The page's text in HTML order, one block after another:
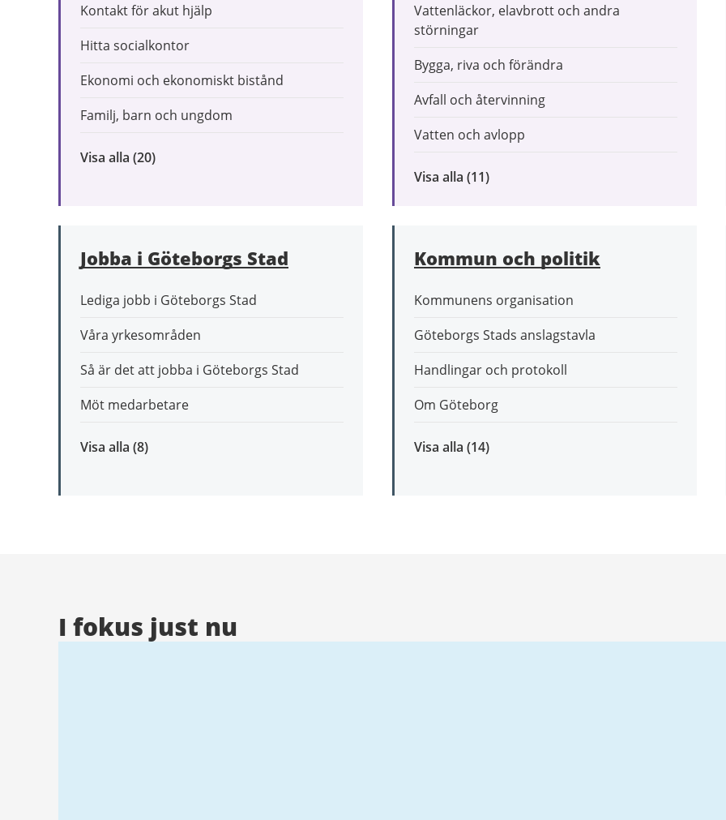
Kontakt för akut hjälp
Hitta socialkontor
Ekonomi och ekonomiskt bistånd
Familj, barn och ungdom
Visa alla inom
(20)
Vattenläckor, elavbrott och andra
störningar
Bygga, riva och förändra
Avfall och återvinning
Vatten och avlopp
Visa alla inom
leva
hållbart
(11)
Jobba i Göteborgs Stad
Lediga jobb i Göteborgs Stad
Våra yrkesområden
Så är det att jobba i Göteborgs Stad
Möt medarbetare
Visa alla inom
(8)
Kommun och politik
Kommunens organisation
Göteborgs Stads anslagstavla
Handlingar och protokoll
Om Göteborg
Visa alla inom
(14)
I fokus just nu